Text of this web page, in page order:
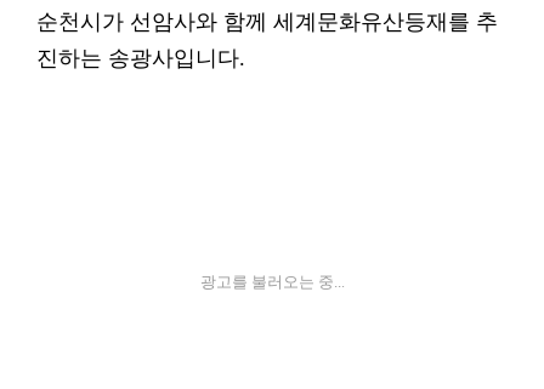
순천시가 선암사와 함께 세계문화유산등재를 추
진하는 송광사입니다.
광고를 불러오는 중...